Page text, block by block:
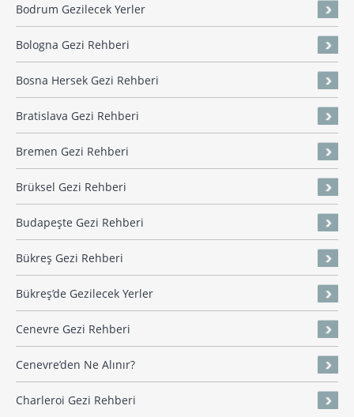
Bodrum Gezilecek Yerler
Bologna Gezi Rehberi
Bosna Hersek Gezi Rehberi
Bratislava Gezi Rehberi
Bremen Gezi Rehberi
Brüksel Gezi Rehberi
Budapeşte Gezi Rehberi
Bükreş Gezi Rehberi
Bükreş’de Gezilecek Yerler
Cenevre Gezi Rehberi
Cenevre’den Ne Alınır?
Charleroi Gezi Rehberi